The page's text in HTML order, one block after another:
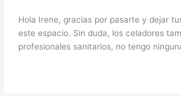
Hola Irene, gracias por pasarte y dejar
este espacio. Sin duda, los celadores
profesionales sanitarios, no tengo